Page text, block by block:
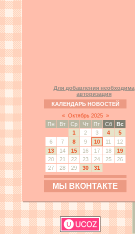
Для добавления необходима
авторизация
КАЛЕНДАРЬ НОВОСТЕЙ
« Октябрь 2025 »
Пн
Вт Ср Чт Пт Сб
Вс
1
2 3 4
5
6
7 8 9 10 11
12
13
14 15 16 17 18
19
20
21 22 23 24 25
26
27
28 29 30 31
МЫ ВКОНТАКТЕ